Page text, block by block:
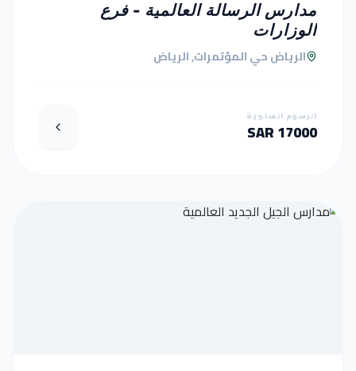
مدارس الرسالة العالمية - فرع
الوزارات
الرياض حي المؤتمرات, الرياض
الرسوم السنوية
17000 SAR